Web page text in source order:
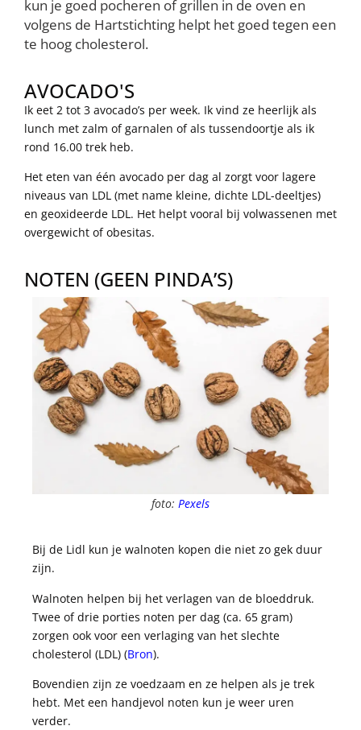
kun je goed pocheren of grillen in de oven en
volgens de Hartstichting helpt het goed tegen een
te hoog cholesterol.
AVOCADO'S
Ik eet 2 tot 3 avocado’s per week. Ik vind ze heerlijk als
lunch met zalm of garnalen of als tussendoortje als ik
rond 16.00 trek heb.
Het eten van één avocado per dag al zorgt voor lagere
niveaus van LDL (met name kleine, dichte LDL-deeltjes)
en geoxideerde LDL. Het helpt vooral bij volwassenen met
overgewicht of obesitas.
NOTEN (GEEN PINDA’S)
foto: Pexels
Bij de Lidl kun je walnoten kopen die niet zo gek duur
zijn.
Walnoten helpen bij het verlagen van de bloeddruk.
Twee of drie porties noten per dag (ca. 65 gram)
zorgen ook voor een verlaging van het slechte
cholesterol (LDL) (Bron).
Bovendien zijn ze voedzaam en ze helpen als je trek
hebt. Met een handjevol noten kun je weer uren
verder.